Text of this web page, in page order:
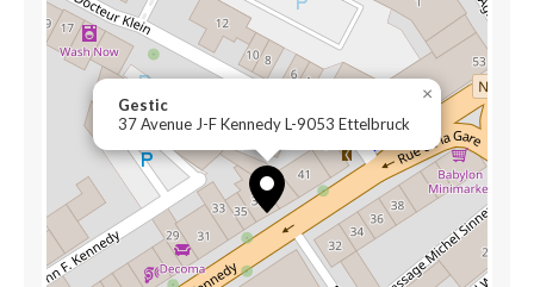
Gestic
37 Avenue J-F Kennedy L-9053 Ettelbruck
×